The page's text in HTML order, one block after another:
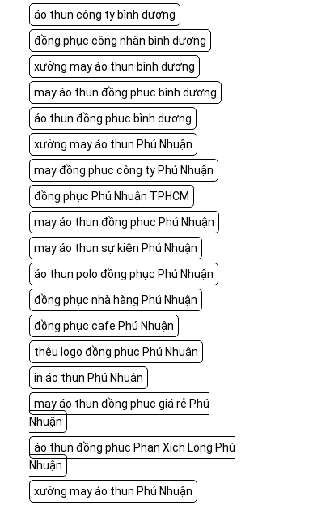
áo thun công ty bình dương
đồng phục công nhân bình dương
xưởng may áo thun bình dương
may áo thun đồng phục bình dương
áo thun đồng phục bình dương
xưởng may áo thun Phú Nhuận
may đồng phục công ty Phú Nhuận
đồng phục Phú Nhuận TPHCM
may áo thun đồng phục Phú Nhuận
may áo thun sự kiện Phú Nhuận
áo thun polo đồng phục Phú Nhuận
đồng phục nhà hàng Phú Nhuận
đồng phục cafe Phú Nhuận
thêu logo đồng phục Phú Nhuận
in áo thun Phú Nhuận
may áo thun đồng phục giá rẻ Phú
Nhuận
áo thun đồng phục Phan Xích Long Phú
Nhuận
xưởng may áo thun Phú Nhuận